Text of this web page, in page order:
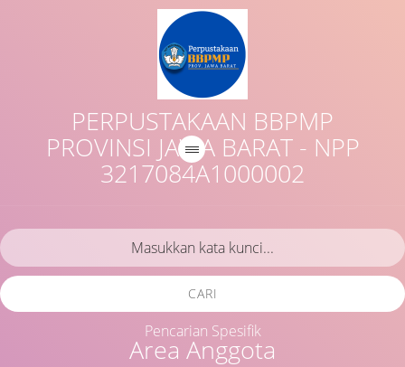
PERPUSTAKAAN BBPMP
PROVINSI JAWA BARAT - NPP
3217084A1000002
Area Anggota
CARI
Pencarian Spesifik